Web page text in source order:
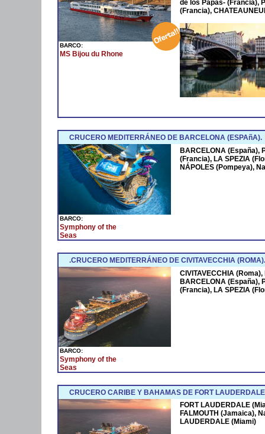
BARCO:
MS Bijou du Rhone
de los Papas- (Francia),
(Francia),
CRUCERO MEDITERRÁNEO DE BARCELONA (ESPAñA).
BARCO:
Symphony of the
Seas
BARCELONA (España),
(Francia), LA SPEZIA
NÁPOLES (Pompeya),
.CRUCERO MEDITERRÁNEO DE CIVITAVECCHIA (ROMA).
BARCO:
Symphony of the
Seas
CIVITAVECCHIA
BARCELONA (España),
(Francia), LA SPEZIA
CRUCERO CARIBE Y BAHAMAS DE FORT
FORT LAUDERDALE
FALMOUTH (Jamaica),
LAUDERDALE (Miami)